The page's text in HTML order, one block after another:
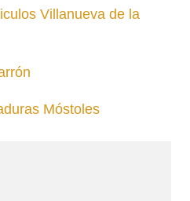
Villanueva de la
Móstoles